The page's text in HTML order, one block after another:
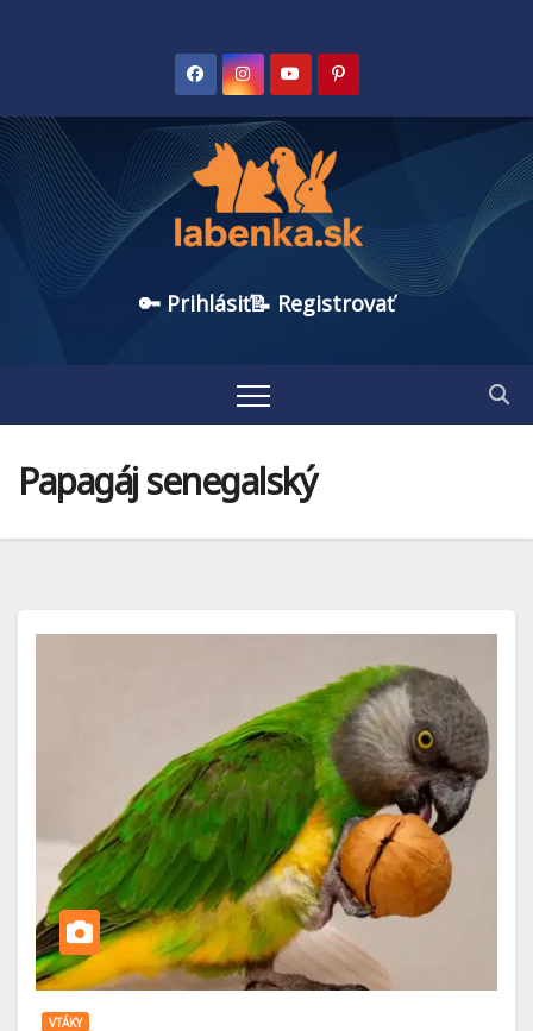
🔑 Prihlásiť📝 Registrovať
Papagáj senegalský
VTÁKY